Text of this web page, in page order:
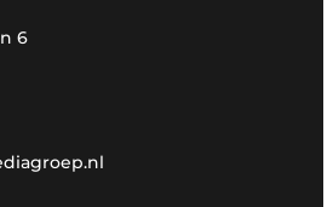
6